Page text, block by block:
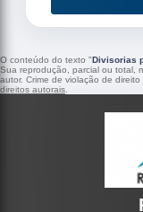
O conteúdo do texto "Divisorias
Sua reprodução, parcial ou total,
autor. Crime de violação de
direitos autorais